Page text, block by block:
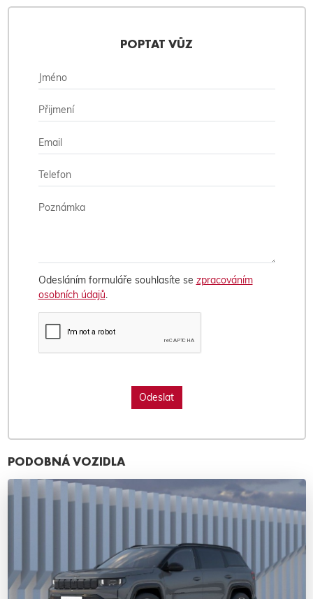
POPTAT VŮZ
Odesláním formuláře souhlasíte se zpracováním
osobních údajů.
PODOBNÁ VOZIDLA